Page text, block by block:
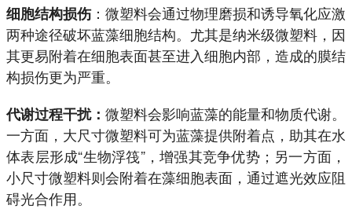
细胞结构损伤：微塑料会通过物理磨损和诱导氧化应激
两种途径破坏蓝藻细胞结构。尤其是纳米级微塑料，因
其更易附着在细胞表面甚至进入细胞内部，造成的膜结
构损伤更为严重。
代谢过程干扰： 微塑料会影响蓝藻的能量和物质代谢。
一方面，大尺寸微塑料可为蓝藻提供附着点，助其在水
体表层形成“生物浮筏”，增强其竞争优势；另一方面，
小尺寸微塑料则会附着在藻细胞表面，通过遮光效应阻
碍光合作用。